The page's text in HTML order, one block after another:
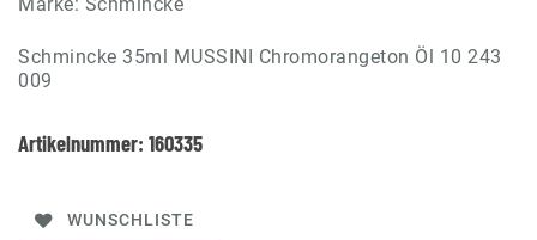
Schmincke 35ml MUSSINI Chromorangeton Öl 10 243
009
Artikelnummer: 160335
WUNSCHLISTE